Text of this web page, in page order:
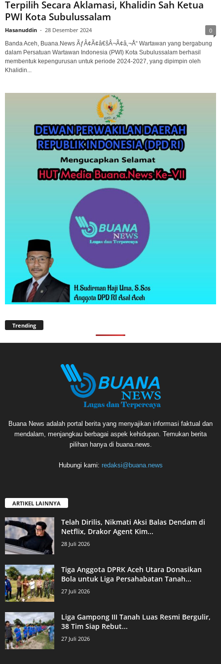
Terpilih Secara Aklamasi, Khalidin Sah Ketua
PWI Kota Subulussalam
Hasanuddin - 28 Desember 2024 0
Banda Aceh, Buana.News ÃƒÂ¢Ã¢â€šÂ¬Ã¢â‚¬Å“ Wartawan yang bergabung
dalam Persatuan Wartawan Indonesia (PWI) Kota Subulussalam berhasil
membentuk kepengurusan untuk periode 2024-2027, yang dipimpin oleh
Khalidin...
Trending
Buana News adalah portal berita yang menyajikan informasi faktual dan
mendalam, menjangkau berbagai aspek kehidupan. Temukan berita
pilihan hanya di buana.news.
Hubungi kami: redaksi@buana.news
ARTIKEL LAINNYA
Telah Dirilis, Nikmati Aksi Balas Dendam di
Netflix, Drakor Agent Kim...
28 Juli 2026
Tiga Anggota DPRK Aceh Utara Donasikan
Bola untuk Liga Persahabatan Tanah...
27 Juli 2026
Liga Gampong III Tanah Luas Resmi Bergulir,
38 Tim Siap Rebut...
27 Juli 2026